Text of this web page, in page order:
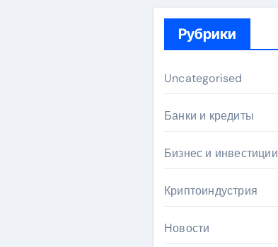
Рубрики
Uncategorised
Банки и кредиты
Бизнес и инвестиции
Криптоиндустрия
Новости